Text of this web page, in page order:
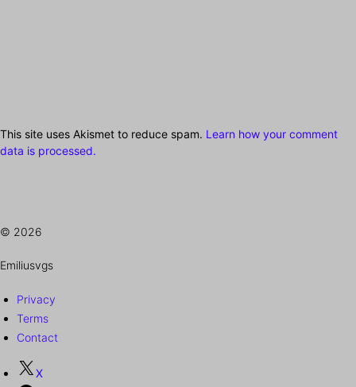
This site uses Akismet to reduce spam. Learn how your comment
data is processed.
© 2026
Emiliusvgs
Privacy
Terms
Contact
X